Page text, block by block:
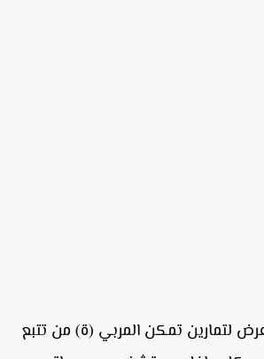
تمكن المربي (ة) من تتبع